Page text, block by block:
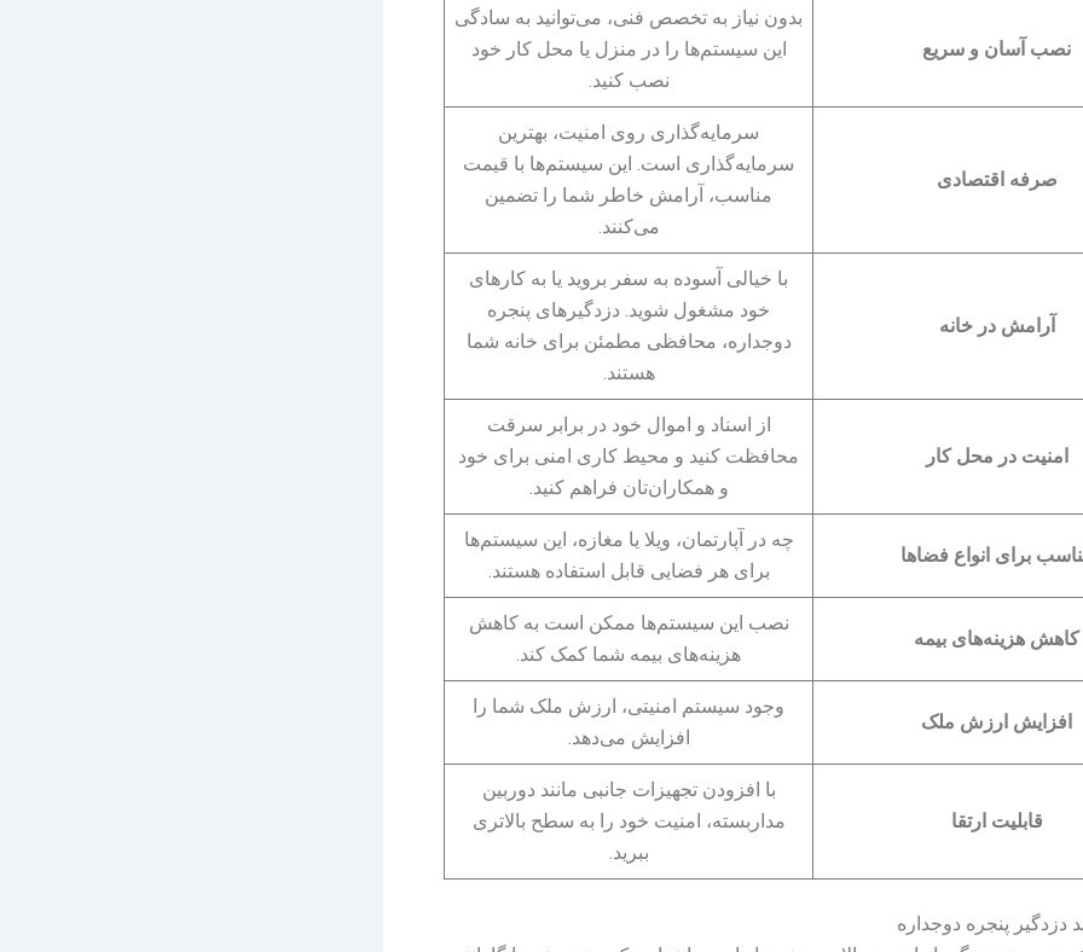
نصب آسان و سریع
بدون نیاز به تخصص فنی، می‌توانید به سادگی
این سیستم‌ها را در منزل یا محل کار خود
نصب کنید.
صرفه اقتصادی
سرمایه‌گذاری روی امنیت، بهترین
سرمایه‌گذاری است. این سیستم‌ها با قیمت
مناسب، آرامش خاطر شما را تضمین
می‌کنند.
آرامش در خانه
با خیالی آسوده به سفر بروید یا به کارهای
خود مشغول شوید. دزدگیرهای پنجره
دوجداره، محافظی مطمئن برای خانه شما
هستند.
امنیت در محل کار
از اسناد و اموال خود در برابر سرقت
محافظت کنید و محیط کاری امنی برای خود
و همکاران‌تان فراهم کنید.
برای انواع فضاها
چه در آپارتمان، ویلا یا مغازه، این سیستم‌ها
برای هر فضایی قابل استفاده هستند.
کاهش هزینه‌های بیمه
نصب این سیستم‌ها ممکن است به کاهش
هزینه‌های بیمه شما کمک کند.
افزایش ارزش ملک
وجود سیستم امنیتی، ارزش ملک شما را
افزایش می‌دهد.
قابلیت ارتقا
با افزودن تجهیزات جانبی مانند دوربین
مداربسته، امنیت خود را به سطح بالاتری
ببرید.
دزدگیر پنجره دوجداره